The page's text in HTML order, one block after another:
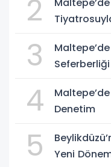
2
3
Seferberliği
4
Denetim
5
Yeni